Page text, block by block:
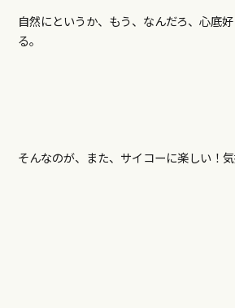
自然にというか、もう、なんだろ、心底
る。
そんなのが、また、サイコーに楽しい！